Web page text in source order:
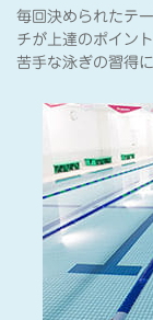
毎回決められたテ
チが上達のポイン
苦手な泳ぎの習得に